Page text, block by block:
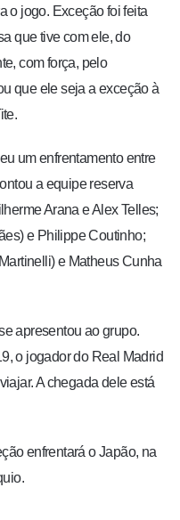
o jogo. Exceção foi feita
que tive com ele, do
com força, pelo
que ele seja a exceção à
um enfrentamento entre
a equipe reserva
Arana e Alex Telles;
e Philippe Coutinho;
e Matheus Cunha
apresentou ao grupo.
o jogador do Real Madrid
A chegada dele está
enfrentará o Japão, na